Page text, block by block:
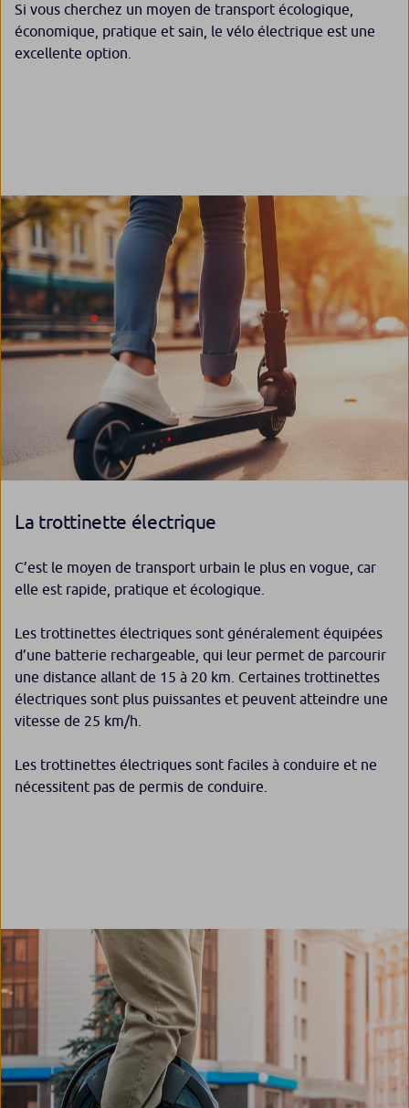
Si vous cherchez un moyen de transport écologique,
économique, pratique et sain, le vélo électrique est une
excellente option.
La trottinette électrique
C’est le moyen de transport urbain le plus en vogue, car
elle est rapide, pratique et écologique.
Les trottinettes électriques sont généralement équipées
d’une batterie rechargeable, qui leur permet de parcourir
une distance allant de 15 à 20 km. Certaines trottinettes
électriques sont plus puissantes et peuvent atteindre une
vitesse de 25 km/h.
Les trottinettes électriques sont faciles à conduire et ne
nécessitent pas de permis de conduire.